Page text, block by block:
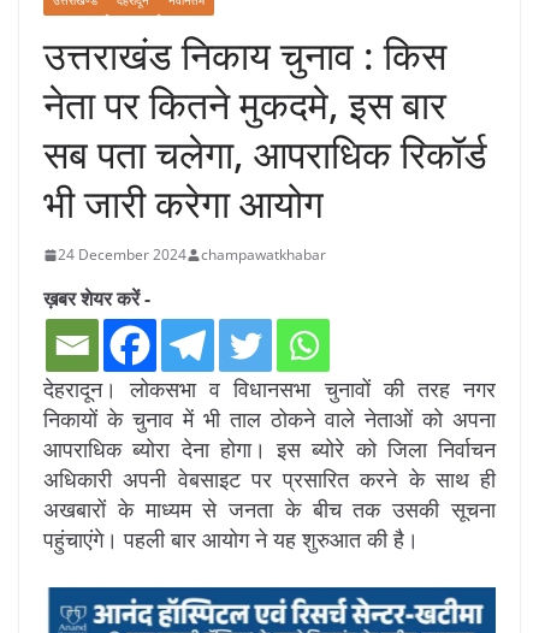
उत्तराखंड निकाय चुनाव : किस
नेता पर कितने मुकदमे, इस बार
सब पता चलेगा, आपराधिक रिकॉर्ड
भी जारी करेगा आयोग
24 December 2024 champawatkhabar
ख़बर शेयर करें -
देहरादून। लोकसभा व विधानसभा चुनावों की तरह नगर
निकायों के चुनाव में भी ताल ठोकने वाले नेताओं को अपना
आपराधिक ब्योरा देना होगा। इस ब्योरे को जिला निर्वाचन
अधिकारी अपनी वेबसाइट पर प्रसारित करने के साथ ही
अखबारों के माध्यम से जनता के बीच तक उसकी सूचना
पहुंचाएंगे। पहली बार आयोग ने यह शुरुआत की है।